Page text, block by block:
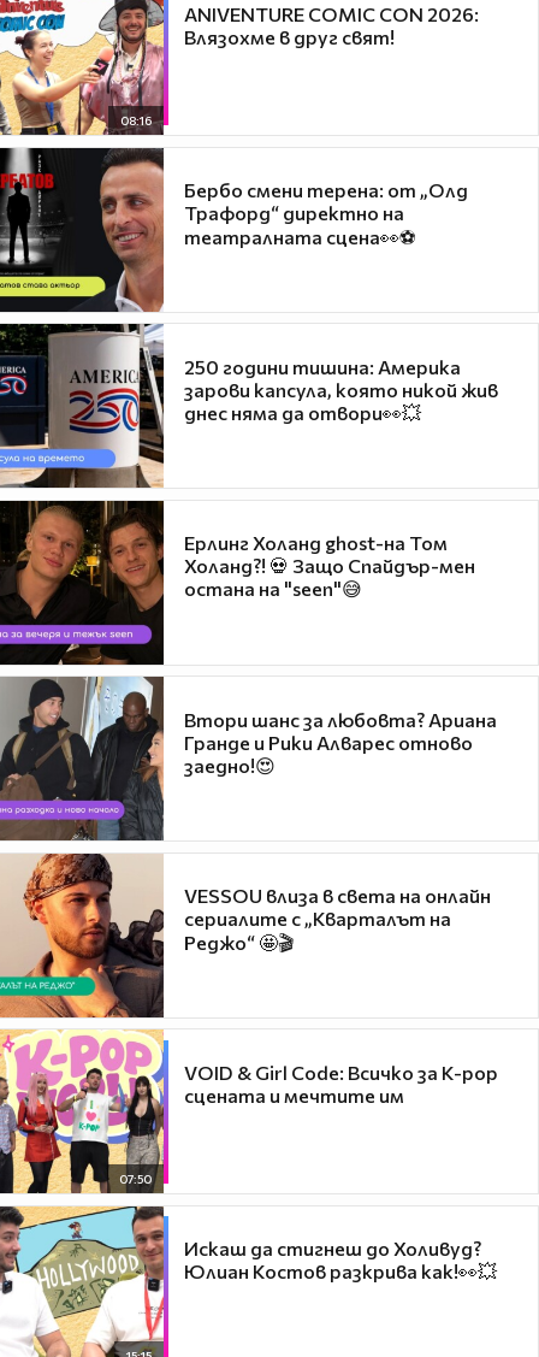
08:16
ANIVENTURE COMIC CON 2026:
Влязохме в друг свят!
Бербо смени терена: от „Олд
Трафорд“ директно на
театралната сцена👀⚽
250 години тишина: Америка
зарови капсула, която никой жив
днес няма да отвори👀💥
Ерлинг Холанд ghost-на Том
Холанд?! 💀 Защо Спайдър-мен
остана на "seen"😅
Втори шанс за любовта? Ариана
Гранде и Рики Алварес отново
заедно!😍
VESSOU влиза в света на онлайн
сериалите с „Кварталът на
Реджо“ 🤩🎬
07:50
VOID & Girl Code: Всичко за K-pop
сцената и мечтите им
Искаш да стигнеш до Холивуд?
Юлиан Костов разкрива как!👀💥